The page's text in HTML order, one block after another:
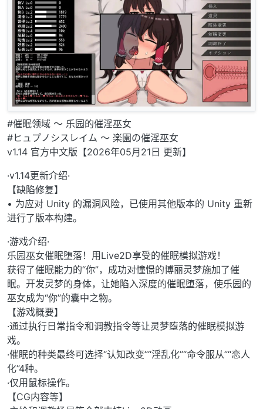
#催眠领域 ～ 乐园的催淫巫女
#ヒュプノシスレイム ～ 楽園の催淫巫女
v1.14 官方中文版【2026年05月21日 更新】
·v1.14更新介绍·
【缺陷修复】
• 为应对 Unity 的漏洞风险，已使用其他版本的 Unity 重新
进行了版本构建。
·游戏介绍·
乐园巫女催眠堕落！用Live2D享受的催眠模拟游戏！
获得了催眠能力的“你”，成功对憧憬的博丽灵梦施加了催
眠。开发灵梦的身体，让她陷入深度的催眠堕落，使乐园的
巫女成为“你”的囊中之物。
【游戏概要】
·通过执行日常指令和调教指令等让灵梦堕落的催眠模拟游
戏。
·催眠的种类最终可选择“认知改变”“淫乱化”“命令服从”“恋人
化”4种。
·仅用鼠标操作。
【CG内容等】